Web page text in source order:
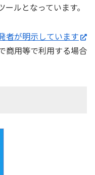
ルとなっています。
が明示しています
商用等で利用する場合